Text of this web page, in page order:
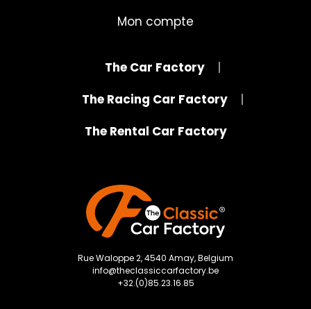
Mon compte
The Car Factory
The Racing Car Factory
The Rental Car Factory
Rue Waloppe 2, 4540 Amay, Belgium
info@theclassiccarfactory.be
+32.(0)85.23.16.85